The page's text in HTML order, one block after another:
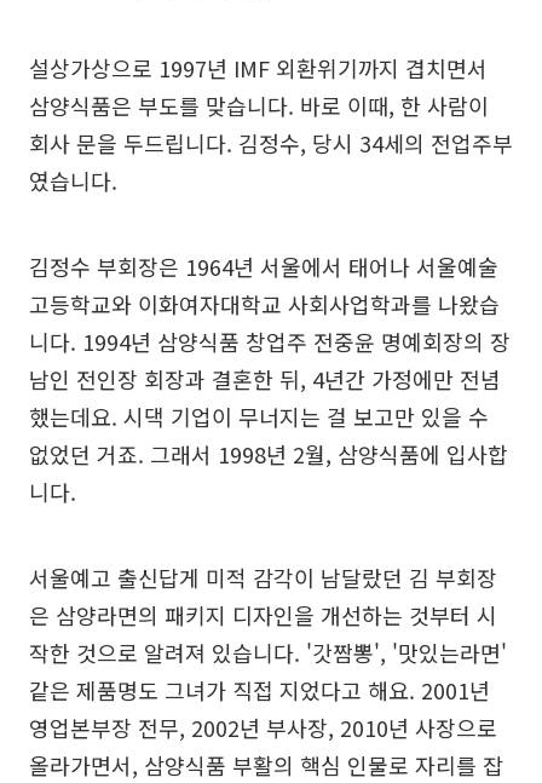
설상가상으로 1997년 IMF 외환위기까지 겹치면서
삼양식품은 부도를 맞습니다. 바로 이때, 한 사람이
회사 문을 두드립니다. 김정수, 당시 34세의 전업주부
였습니다.
김정수 부회장은 1964년 서울에서 태어나 서울예술
고등학교와 이화여자대학교 사회사업학과를 나왔습
니다. 1994년 삼양식품 창업주 전중윤 명예회장의 장
남인 전인장 회장과 결혼한 뒤, 4년간 가정에만 전념
했는데요. 시댁 기업이 무너지는 걸 보고만 있을 수
없었던 거죠. 그래서 1998년 2월, 삼양식품에 입사합
니다.
서울예고 출신답게 미적 감각이 남달랐던 김 부회장
은 삼양라면의 패키지 디자인을 개선하는 것부터 시
작한 것으로 알려져 있습니다. '갓짬뽕', '맛있는라면'
같은 제품명도 그녀가 직접 지었다고 해요. 2001년
영업본부장 전무, 2002년 부사장, 2010년 사장으로
올라가면서, 삼양식품 부활의 핵심 인물로 자리를 잡